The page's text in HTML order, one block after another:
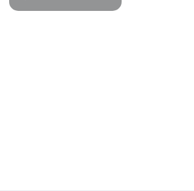
parete, 2000-2400